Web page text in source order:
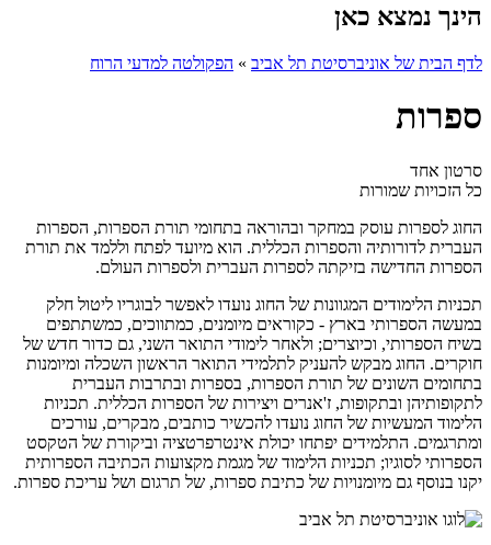
הינך נמצא כאן
לדף הבית של אוניברסיטת תל אביב » הפקולטה למדעי הרוח
ספרות
סרטון אחד
כל הזכויות שמורות
החוג לספרות עוסק במחקר ובהוראה בתחומי תורת הספרות, הספרות
העברית לדורותיה והספרות הכללית. הוא מיועד לפתח וללמד את תורת
הספרות החדישה בזיקתה לספרות העברית ולספרות העולם.
תכניות הלימודים המגוונות של החוג נועדו לאפשר לבוגריו ליטול חלק
במעשה הספרותי בארץ - כקוראים מיומנים, כמתווכים, כמשתתפים
בשיח הספרותי, וכיוצרים; ולאחר לימודי התואר השני, גם כדור חדש של
חוקרים. החוג מבקש להעניק לתלמידי התואר הראשון השכלה ומיומנות
בתחומים השונים של תורת הספרות, בספרות ובתרבות העברית
לתקופותיהן ובתקופות, ז'אנרים ויצירות של הספרות הכללית. תכניות
הלימוד המעשיות של החוג נועדו להכשיר כותבים, מבקרים, עורכים
ומתרגמים. התלמידים יפתחו יכולת אינטרפרטציה וביקורת של הטקסט
הספרותי לסוגיו; תכניות הלימוד של מגמת מקצועות הכתיבה הספרותית
יקנו בנוסף גם מיומנויות של כתיבת ספרות, של תרגום ושל עריכת ספרות.